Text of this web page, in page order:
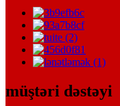
müştəri dəstəyi